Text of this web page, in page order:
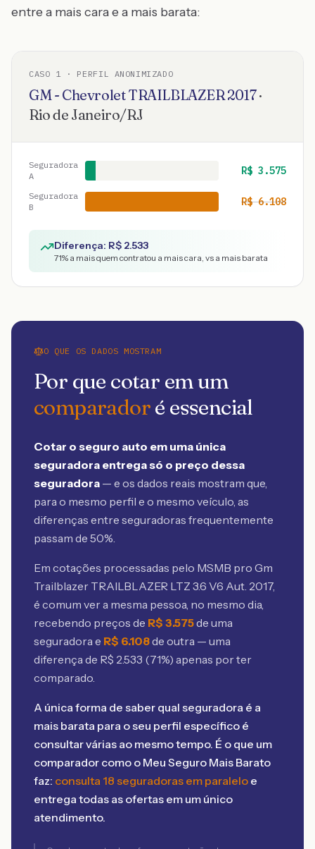
entre a mais cara e a mais barata:
CASO 1 · PERFIL ANONIMIZADO
GM - ChevroletTRAILBLAZER2017·
Rio de Janeiro/RJ
Seguradora
A
R$ 3.575
Seguradora
B
R$6.108
Diferença: R$ 2.533
71% a mais quem contratou a mais cara, vs a mais barata
O QUE OS DADOS MOSTRAM
Por que cotar em um
comparadoré essencial
Cotar o seguro auto em uma única
seguradora entrega só o preço dessa
seguradora — e os dados reais mostram que,
para o mesmo perfil e o mesmo veículo, as
diferenças entre seguradoras frequentemente
passam de 50%.
Em cotações processadas pelo MSMB pro Gm
Trailblazer TRAILBLAZER LTZ 3.6 V6 Aut. 2017,
é comum ver a mesma pessoa, no mesmo dia,
recebendo preços de R$ 3.575de uma
seguradora e R$ 6.108de outra — uma
diferença de R$ 2.533 (71%) apenas por ter
comparado.
A única forma de saber qual seguradora é a
mais barata para o seu perfil específico é
consultar várias ao mesmo tempo. É o que um
comparador como o Meu Seguro Mais Barato
faz: consulta 18 seguradoras em paralelo e
entrega todas as ofertas em um único
atendimento.